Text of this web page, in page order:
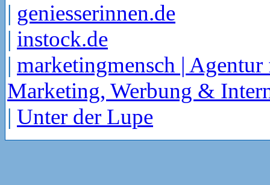
| geniesserinnen.de
| instock.de
| marketingmensch | Agentur
Marketing, Werbung &
| Unter der Lupe